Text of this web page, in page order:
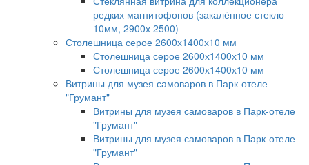
редких магнитофонов (закалённое стекло
10мм, 2900х 2500)
Столешница серое 2600х1400х10 мм
Столешница серое 2600х1400х10 мм
Столешница серое 2600х1400х10 мм
Витрины для музея самоваров в Парк-отеле
"Грумант"
Витрины для музея самоваров в Парк-отеле
"Грумант"
Витрины для музея самоваров в Парк-отеле
"Грумант"